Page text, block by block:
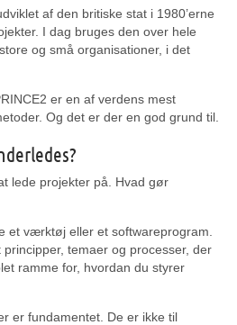
af den britiske stat i 1980’erne
I dag bruges den over hele
og små organisationer, i det
er en af verdens mest
Og det er der en god grund til.
lede projekter på. Hvad gør
et værktøj eller et softwareprogram.
temaer og processer, der
ramme for, hvordan du styrer
er fundamentet. De er ikke til